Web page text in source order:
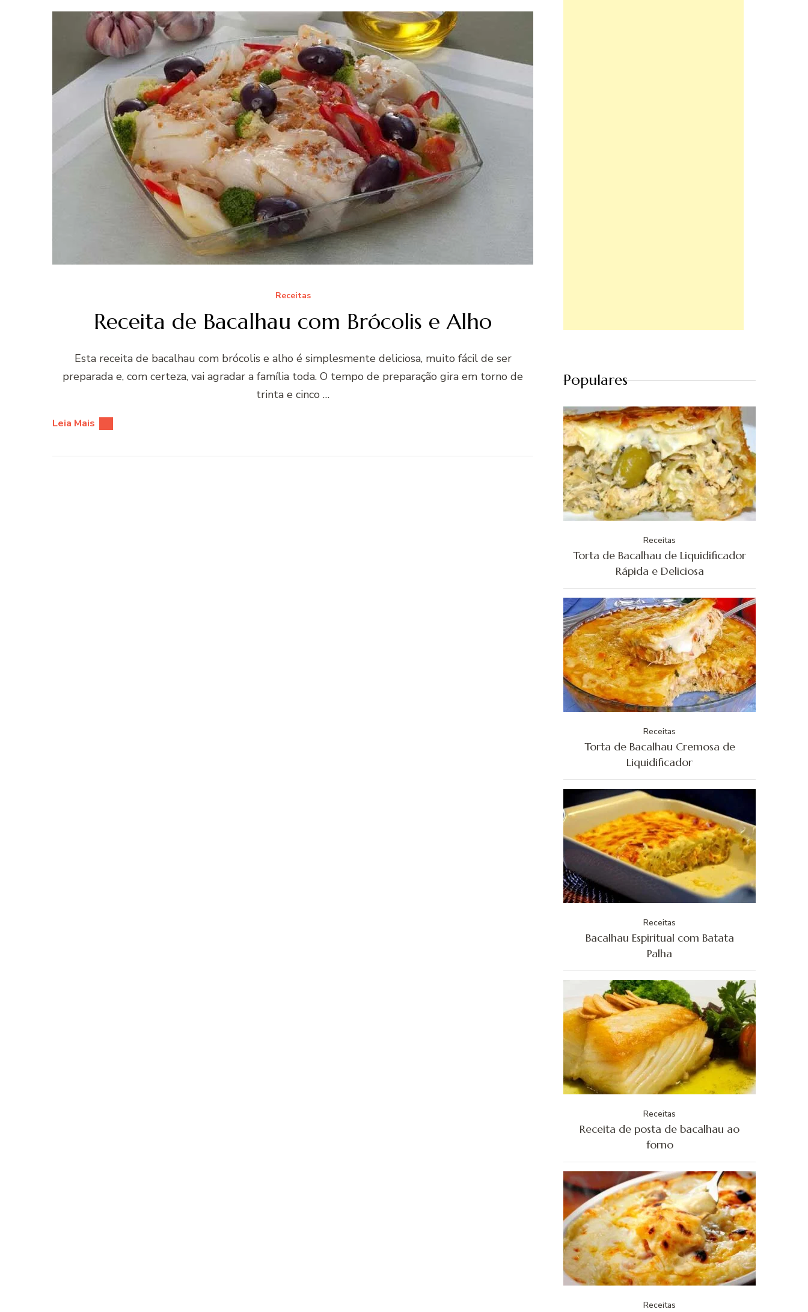
Receitas
Receita de Bacalhau com Brócolis e Alho
Esta receita de bacalhau com brócolis e alho é simplesmente deliciosa, muito fácil de ser
preparada e, com certeza, vai agradar a família toda. O tempo de preparação gira em torno de
trinta e cinco …
Leia Mais
Populares
Receitas
Torta de Bacalhau de Liquidificador
Rápida e Deliciosa
Receitas
Torta de Bacalhau Cremosa de
Liquidificador
Receitas
Bacalhau Espiritual com Batata
Palha
Receitas
Receita de posta de bacalhau ao
forno
Receitas